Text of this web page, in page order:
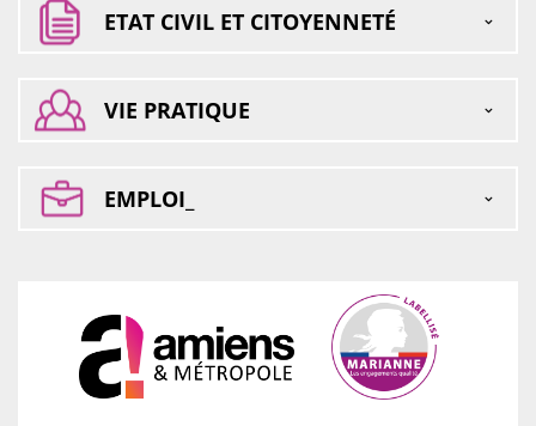
ETAT CIVIL ET CITOYENNETÉ
VIE PRATIQUE
EMPLOI_